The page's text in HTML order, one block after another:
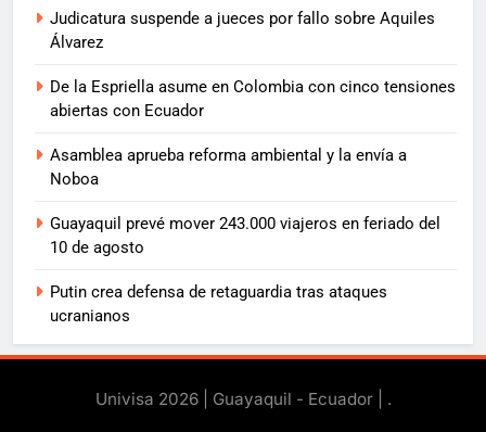
Judicatura suspende a jueces por fallo sobre Aquiles
Álvarez
De la Espriella asume en Colombia con cinco tensiones
abiertas con Ecuador
Asamblea aprueba reforma ambiental y la envía a
Noboa
Guayaquil prevé mover 243.000 viajeros en feriado del
10 de agosto
Putin crea defensa de retaguardia tras ataques
ucranianos
Univisa 2026 | Guayaquil - Ecuador | .